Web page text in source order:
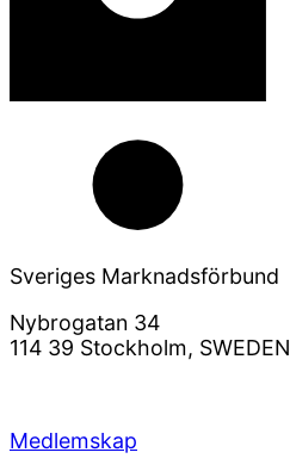
Sveriges Marknadsförbund
Nybrogatan 34
114 39 Stockholm, SWEDEN
Medlemskap